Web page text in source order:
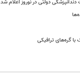
دولتی در نوروز اعلام شد
گره‌های ترافیکی